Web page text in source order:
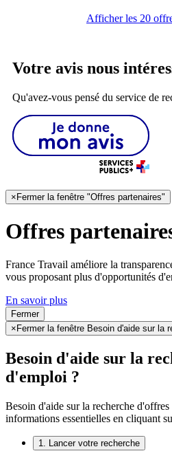
Afficher les 20
Votre avis nous
Qu'avez-vous pensé du service de
×Fermer la fenêtre "Offres partenaires"
Offres
France Travail améliore la
vous proposant plus d'opportunités
En savoir plus
Fermer
× Fermer la fenêtre Besoin d'aide sur la
Besoin d'aide sur la
d'emploi ?
Besoin d'aide sur la recherche
informations essentielles en cliquant
1. Lancer votre recherche